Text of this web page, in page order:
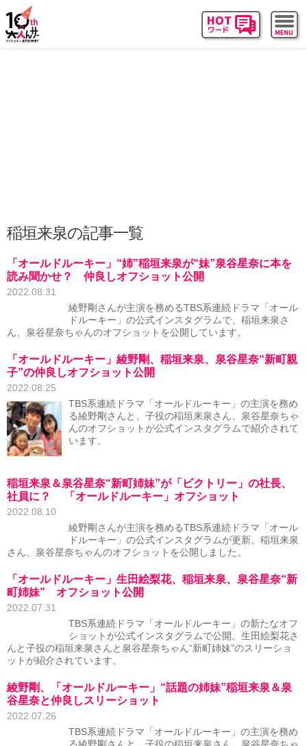
稲垣来泉の記事一覧
「オールドルーキー」“姉”稲垣来泉が“妹”泉谷星奈に本を
読み聞かせ？ 仲良しオフショット公開
2022.08.31
綾野剛さんが主演を務めるTBS系連続ドラマ「オール
ドルーキー」の公式インスタグラムで、稲垣来泉さ
ん、泉谷星奈ちゃんのオフショットを公開しています。
「オールドルーキー」綾野剛、稲垣来泉、泉谷星奈“新町親
子”の仲良しオフショット公開
2022.08.25
TBS系連続ドラマ「オールドルーキー」の主演を務め
る綾野剛さんと、子役の稲垣来泉さん、泉谷星奈ちゃ
んのオフショットが公式インスタグラムで紹介されて
います。
稲垣来泉＆泉谷星奈“新町姉妹”が「ビクトリー」の社長、
社員に？ 「オールドルーキー」オフショット
2022.08.10
綾野剛さんが主演を務めるTBS系連続ドラマ「オール
ドルーキー」の公式インスタグラムが更新。稲垣来泉
さん、泉谷星奈ちゃんのオフショットを公開しました。
「オールドルーキー」生田絵梨花、稲垣来泉、泉谷星奈“新
町姉妹” オフショット公開
2022.07.31
TBS系連続ドラマ「オールドルーキー」の新たなオフ
ショットが公式インスタグラムで公開。生田絵梨花さ
んと子役の稲垣来泉さんと泉谷星奈ちゃん“新町姉妹”のスリーショ
ットが紹介されています。
綾野剛、「オールドルーキー」“話題の姉妹”稲垣来泉＆泉
谷星奈と仲良しスリーショット
2022.07.26
TBS系連続ドラマ「オールドルーキー」の主演を務め